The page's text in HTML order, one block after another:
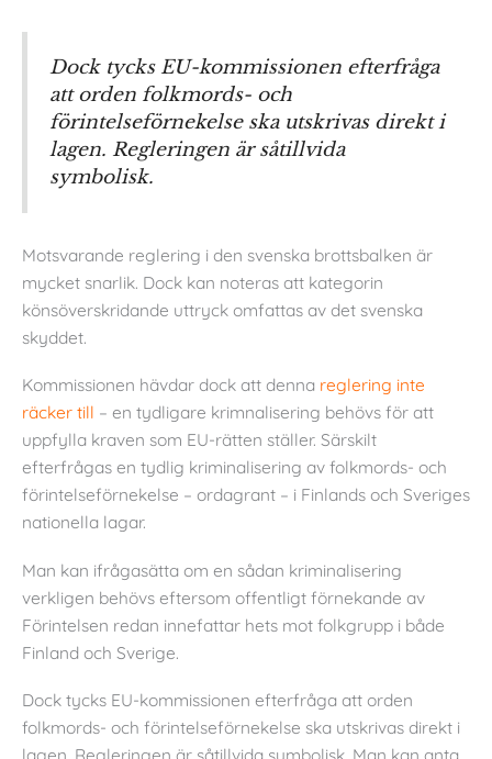
Dock tycks EU-kommissionen efterfråga
att orden folkmords- och
förintelseförnekelse ska utskrivas direkt i
lagen. Regleringen är såtillvida
symbolisk.
Motsvarande reglering i den svenska brottsbalken är
mycket snarlik. Dock kan noteras att kategorin
könsöverskridande uttryck omfattas av det svenska
skyddet.
Kommissionen hävdar dock att denna reglering inte
räcker till – en tydligare krimnalisering behövs för att
uppfylla kraven som EU-rätten ställer. Särskilt
efterfrågas en tydlig kriminalisering av folkmords- och
förintelseförnekelse – ordagrant – i Finlands och Sveriges
nationella lagar.
Man kan ifrågasätta om en sådan kriminalisering
verkligen behövs eftersom offentligt förnekande av
Förintelsen redan innefattar hets mot folkgrupp i både
Finland och Sverige.
Dock tycks EU-kommissionen efterfråga att orden
folkmords- och förintelseförnekelse ska utskrivas direkt i